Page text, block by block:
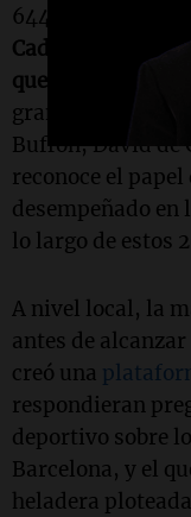
644, para
Cada botella
que Messi les
grandes
Buffon, David de
reconoce el
desempeñado en
lo largo de estos
A nivel local, la
antes de
creó una
respondieran
deportivo sobre
Barcelona, y el
heladera